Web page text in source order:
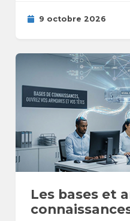
9 octobre 2026
Les bases et